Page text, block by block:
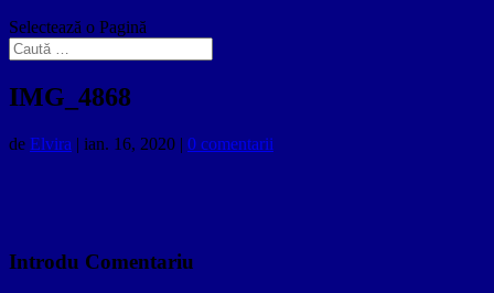
Selectează o Pagină
IMG_4868
de Elvira | ian. 16, 2020 | 0 comentarii
Introdu Comentariu